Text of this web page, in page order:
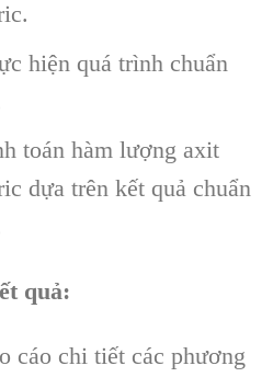
hiện quá trình chuẩn
toán hàm lượng axit
dựa trên kết quả chuẩn
quả:
cáo chi tiết các phương